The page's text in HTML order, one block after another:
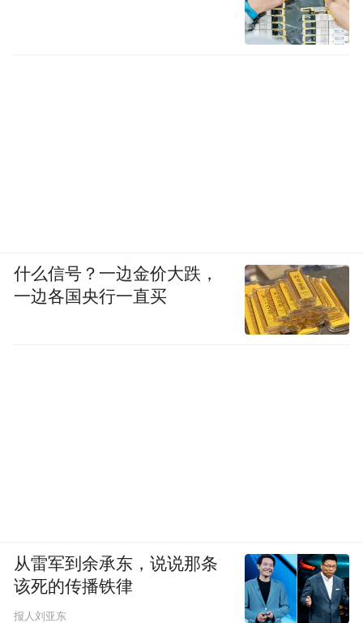
什么信号？一边金价大跌，
一边各国央行一直买
从雷军到余承东，说说那条
该死的传播铁律
报人刘亚东